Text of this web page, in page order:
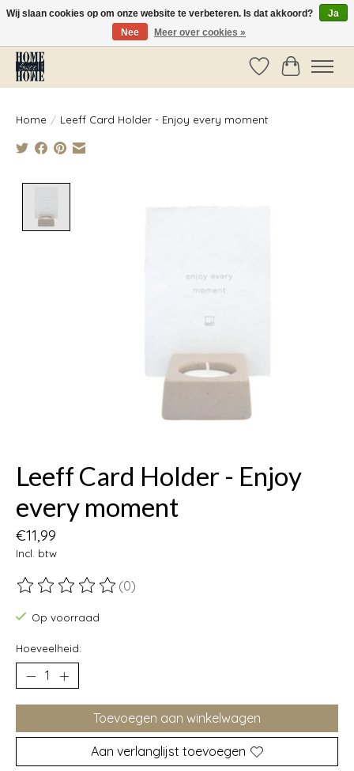
Vóór 14:00 besteld, dezelfde dag verzonden!
Verlanglijst
Home / Leeff Card Holder - Enjoy every moment
Leeff Card Holder - Enjoy
every moment
€11,99
Incl. btw
De beoordeling van dit product is
(0)
Op voorraad
Hoeveelheid:
Toevoegen aan winkelwagen
Aan verlanglijst toevoegen
Wij slaan cookies op om onze website te verbeteren. Is dat akkoord?
Ja
Nee
Meer over cookies »